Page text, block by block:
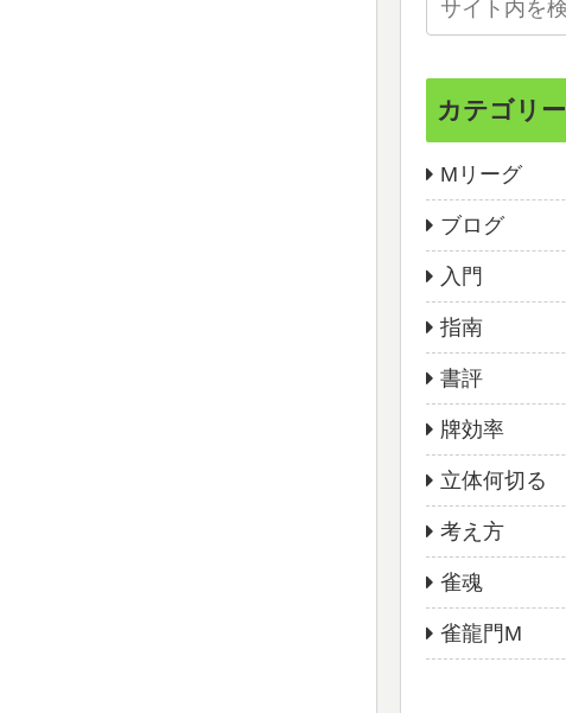
カテゴリー
Mリーグ
ブログ
入門
指南
書評
牌効率
立体何切る
考え方
雀魂
雀龍門M